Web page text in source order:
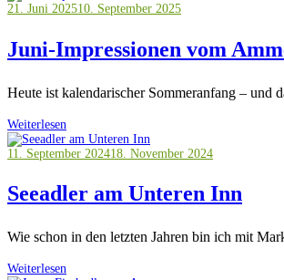
21. Juni 202510. September 2025
Juni-Impressionen vom
Heute ist kalendarischer Sommeranfang – und
Weiterlesen
11. September 202418. November 2024
Seeadler am Unteren Inn
Wie schon in den letzten Jahren bin ich mit
Weiterlesen